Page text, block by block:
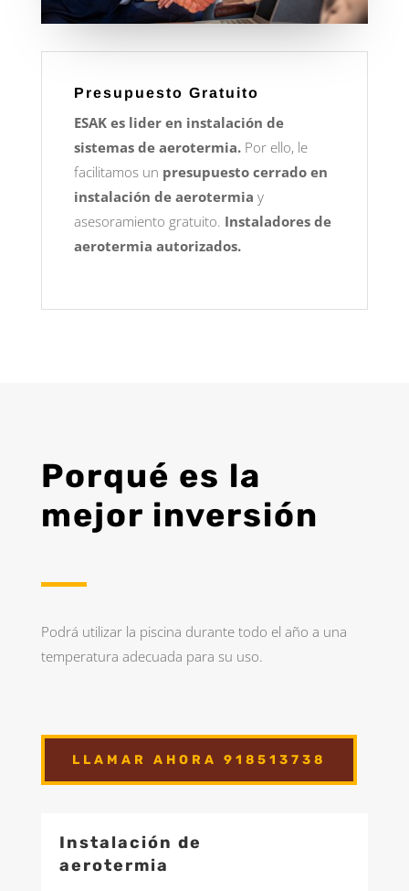
Presupuesto Gratuito
ESAK es lider en instalación de
sistemas de aerotermia.Por ello, le
facilitamos un presupuesto cerrado en
instalación de aerotermia y
asesoramiento gratuito. Instaladores de
aerotermia autorizados.
Porqué es la
mejor inversión
Podrá utilizar la piscina durante todo el año a una
temperatura adecuada para su uso.
LLAMAR AHORA 918513738
Instalación de
aerotermia